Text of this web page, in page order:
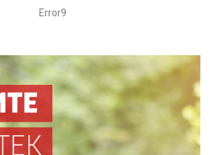
Error9